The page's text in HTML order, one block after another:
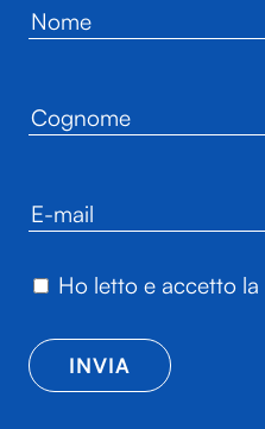
Ho letto e accetto la